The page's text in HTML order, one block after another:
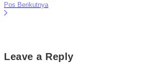
Pos Berikutnya
Leave a Reply